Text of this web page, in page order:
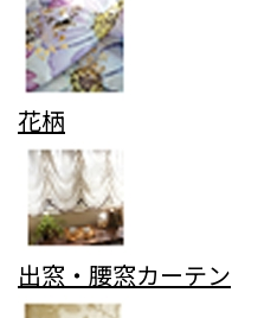
花柄
出窓・腰窓カーテン